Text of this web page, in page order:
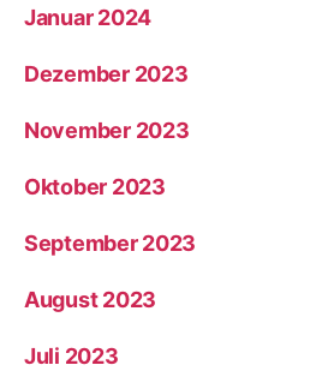
Januar 2024
Dezember 2023
November 2023
Oktober 2023
September 2023
August 2023
Juli 2023